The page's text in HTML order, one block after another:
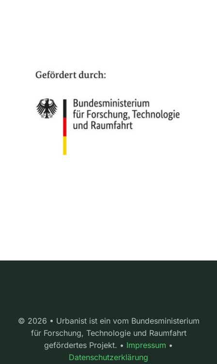
© 2026 • Urbanist ist ein vom Bundesministerium
für Forschung, Technologie und Raumfahrt
gefördertes Projekt. • Impressum •
Datenschutzerklärung